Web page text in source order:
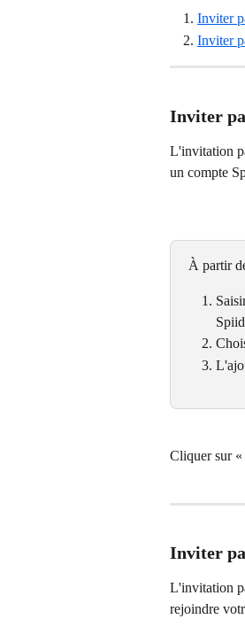
Inviter
Inviter
Inviter
L'invitation
un compte
À partir
Cliquer sur
Inviter
L'invitation
rejoindre